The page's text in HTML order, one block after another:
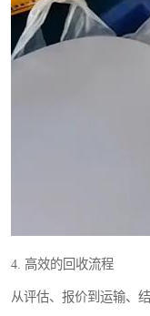
4. 高效的回收流程
从评估、报价到运输、